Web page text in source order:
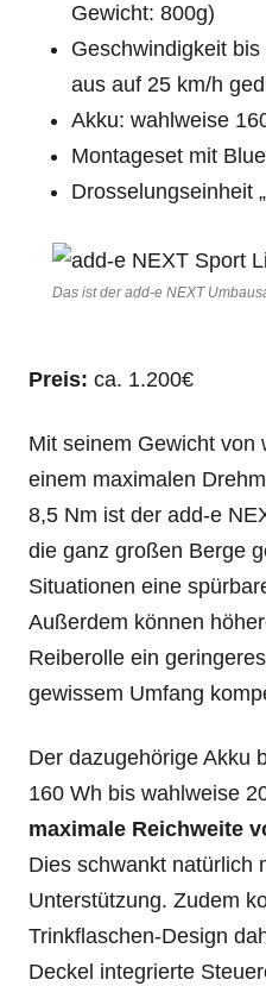
Gewicht: 800g)
Geschwindigkeit
aus auf 25 km/h
Akku: wahlweise
Montageset mit
Drosselungseinheit
Das ist der add-e NEXT
Preis: ca. 1.200€
Mit seinem Gewicht von
einem maximalen
8,5 Nm ist der add-e
die ganz großen Berge
Situationen eine
Außerdem können
Reiberolle ein
gewissem Umfang
Der dazugehörige Akku
160 Wh bis wahlweise
maximale Reichweite
Dies schwankt natürlich
Unterstützung. Zudem
Trinkflaschen-Design
Deckel integrierte